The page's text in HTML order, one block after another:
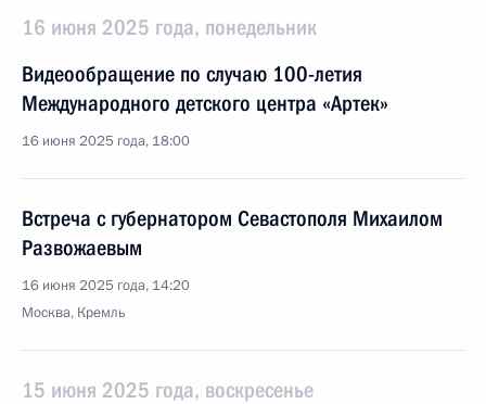
16 июня 2025 года, понедельник
Видеообращение по случаю 100-летия
Международного детского центра «Артек»
16 июня 2025 года, 18:00
Встреча с губернатором Севастополя Михаилом
Развожаевым
16 июня 2025 года, 14:20
Москва, Кремль
15 июня 2025 года, воскресенье